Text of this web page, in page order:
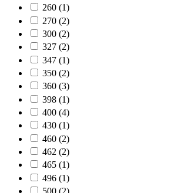
260 (1)
270 (2)
300 (2)
327 (2)
347 (1)
350 (2)
360 (3)
398 (1)
400 (4)
430 (1)
460 (2)
462 (2)
465 (1)
496 (1)
500 (2)